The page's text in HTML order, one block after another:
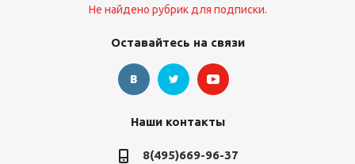
Не найдено рубрик для подписки.
Оставайтесь на связи
Наши контакты
8(495)669-96-37